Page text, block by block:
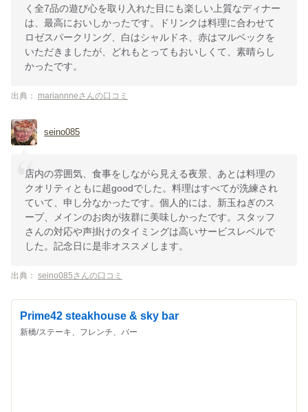
く全7品の遊び心を取り入れた目にも楽しい上質なディナー
は、最高においしかったです。ドリンクは料理に合わせて
ロゼスパークリング、白はシャルドネ、赤はマルベックを
いただきましたが、どれもとってもおいしくて、素晴らし
かったです。
出典： mariannneさんの口コミ
seino085
店内の雰囲気、食事をしながら見える夜景、あとは料理の
クオリティともに超goodでした。料理はすべてが洗練され
ていて、申し分なかったです。個人的には、新玉ねぎのス
ープ、メインのお肉が抜群に美味しかったです。スタッフ
さんの対応や声掛けのタイミングは高いサービスレベルで
した。記念日に是非オススメします。
出典： seino085さんの口コミ
Prime42 steakhouse & sky bar
新橋/ステーキ、フレンチ、バー